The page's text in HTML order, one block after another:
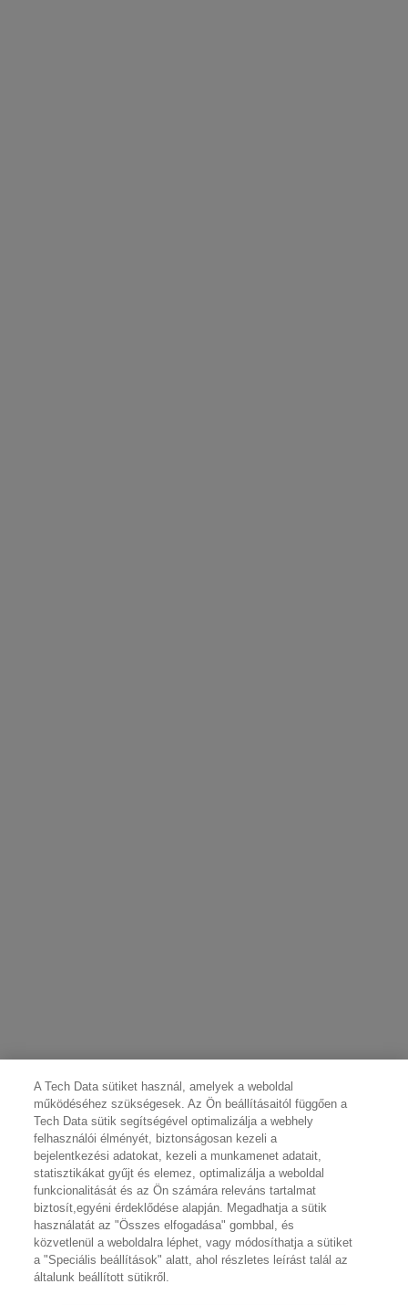
A Tech Data sütiket használ, amelyek a weboldal
működéséhez szükségesek. Az Ön beállításaitól függően a
Tech Data sütik segítségével optimalizálja a webhely
felhasználói élményét, biztonságosan kezeli a
bejelentkezési adatokat, kezeli a munkamenet adatait,
statisztikákat gyűjt és elemez, optimalizálja a weboldal
funkcionalitását és az Ön számára releváns tartalmat
biztosít,egyéni érdeklődése alapján. Megadhatja a sütik
használatát az "Összes elfogadása" gombbal, és
közvetlenül a weboldalra léphet, vagy módosíthatja a sütiket
a "Speciális beállítások" alatt, ahol részletes leírást talál az
általunk beállított sütikről.